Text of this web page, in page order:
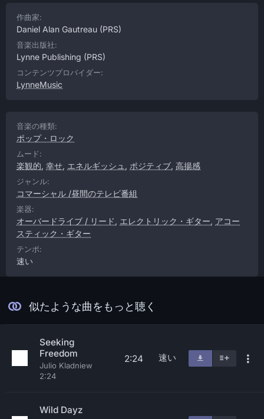
作曲家:
Daniel Alan Gautreau (PRS)
音楽出版社:
Lynne Publishing (PRS)
コンテンツプロバイダー:
LynneMusic
音楽の種類:
ポップ・ロック
ムード:
楽観的, 幸せ, エネルギッシュ , ポジティブ, 高揚感
ジャンル:
コマーシャル /昼間のテレビ番組
楽器:
オーバードライブ / リード , エレクトリック・ギター, アコー
スティック・ギター
テンポ:
速い
似たような曲をもっと聴く
Seeking
Freedom
Julio Kladniew
2:24
2:24 速い
Wild Dayz